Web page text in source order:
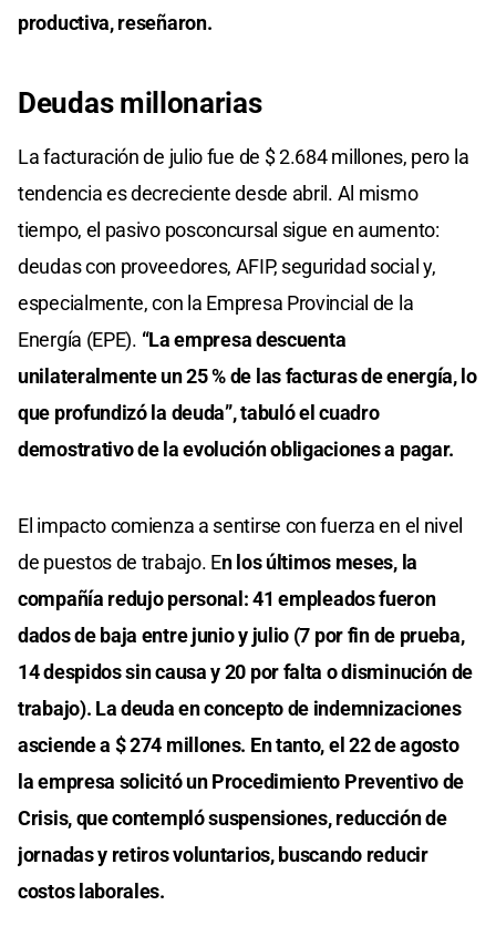
productiva, reseñaron.
Deudas millonarias
La facturación de julio fue de $ 2.684 millones, pero la
tendencia es decreciente desde abril. Al mismo
tiempo, el pasivo posconcursal sigue en aumento:
deudas con proveedores, AFIP, seguridad social y,
especialmente, con la Empresa Provincial de la
Energía (EPE). “La empresa descuenta
unilateralmente un 25 % de las facturas de energía, lo
que profundizó la deuda”, tabuló el cuadro
demostrativo de la evolución obligaciones a pagar.
El impacto comienza a sentirse con fuerza en el nivel
de puestos de trabajo. En los últimos meses, la
compañía redujo personal: 41 empleados fueron
dados de baja entre junio y julio (7 por fin de prueba,
14 despidos sin causa y 20 por falta o disminución de
trabajo). La deuda en concepto de indemnizaciones
asciende a $ 274 millones. En tanto, el 22 de agosto
la empresa solicitó un Procedimiento Preventivo de
Crisis, que contempló suspensiones, reducción de
jornadas y retiros voluntarios, buscando reducir
costos laborales.